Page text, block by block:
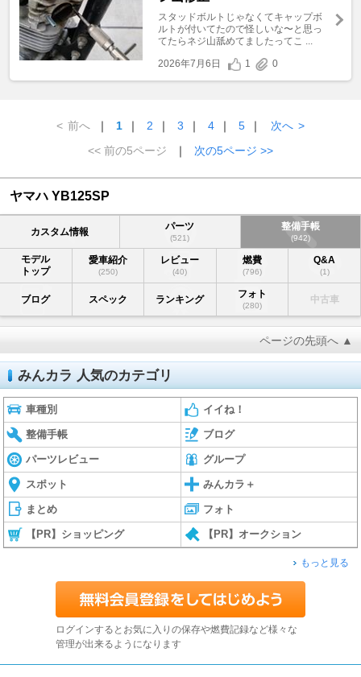
スタッドボルトじゃなくてキャップボ
ルトが付いてたので怪しいな〜と思っ
てたらネジ山舐めてましたってこ ...
2026年7月6日
1 0
< 前へ ｜ 1 ｜ 2 ｜ 3 ｜ 4 ｜ 5 ｜ 次へ >
<< 前の5ページ
｜ 次の5ページ >>
ヤマハ YB125SP
カスタム情報 パーツ
(521)
整備手帳
(942)
モデル
トップ
愛車紹介
(250)
レビュー
(40)
燃費
(796)
Q&A
(1)
ブログ スペック ランキング フォト
(280)
中古車
ページの先頭へ ▲
みんカラ 人気のカテゴリ
車種別 イイね！
整備手帳 ブログ
パーツレビュー グループ
スポット みんカラ＋
まとめ フォト
【PR】ショッピング 【PR】オークション
もっと見る
ログインするとお気に入りの保存や燃費記録など様々な
管理が出来るようになります